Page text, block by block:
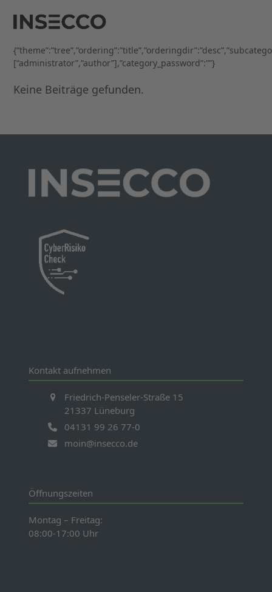
content
mobile
menu
mobile
menu
[“administrator”,”author”],”category_password”:””}
Keine Beiträge gefunden.
Kontakt aufnehmen
Friedrich-Penseler-Straße 15
21337 Lüneburg
04131 99 26 77-0
moin@insecco.de
Öffnungszeiten
Montag – Freitag:
08:00-17:00 Uhr